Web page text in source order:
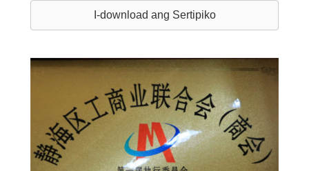
I-download ang Sertipiko